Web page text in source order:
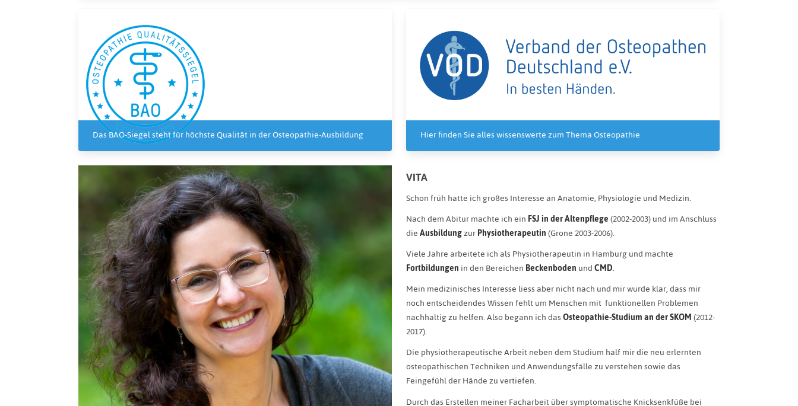
Das BAO-Siegel steht für höchste Qualität in der Osteopathie-Ausbildung Hier finden Sie alles wissenswerte zum Thema Osteopathie
VITA
Schon früh hatte ich großes Interesse an Anatomie, Physiologie und Medizin.
Nach dem Abitur machte ich einFSJin der Altenpflege(2002-2003) und im Anschluss
dieAusbildungzurPhysiotherapeutin(Grone 2003-2006).
Viele Jahre arbeitete ich als Physiotherapeutin in Hamburg und machte
Fortbildungenin den BereichenBeckenbodenundCMD.
Mein medizinisches Interesse liess aber nicht nach und mir wurde klar, dass mir
noch entscheidendes Wissen fehlt um Menschen mit funktionellen Problemen
nachhaltig zu helfen. Also begann ich dasOsteopathie-Studium an der SKOM(2012-
2017).
Die physiotherapeutische Arbeit neben dem Studium half mir die neu erlernten
osteopathischen Techniken und Anwendungsfälle zu verstehen sowie das
Feingefühl der Hände zu vertiefen.
Durch das Erstellen meiner Facharbeit über symptomatische Knicksenkfüße bei